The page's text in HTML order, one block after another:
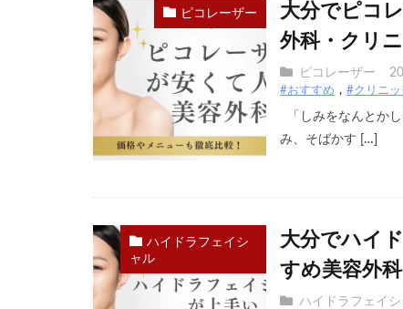
ピコレーザー
大分でピコ
外科・クリ
ピコレーザー
#おすすめ #クリニッ
「しみをなんとか
み、そばかす […]
ハイドラフェイシ
ャル
大分でハイ
すめ美容外
ハイドラフェイ